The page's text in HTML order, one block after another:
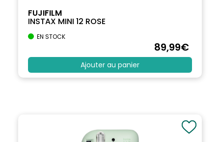
FUJIFILM
INSTAX MINI 12 ROSE
EN STOCK
89,99€
Ajouter au panier